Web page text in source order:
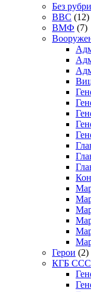
Без
ВВС (12)
ВМФ (7)
Герои (2)
КГБ